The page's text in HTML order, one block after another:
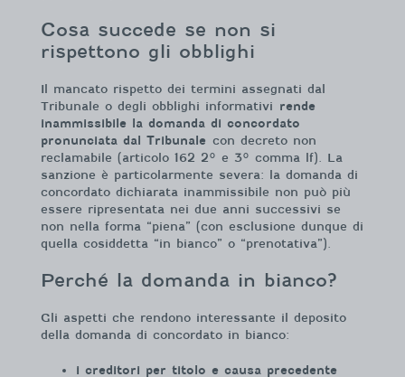
Cosa succede se non si
rispettono gli obblighi
Il mancato rispetto dei termini assegnati dal
Tribunale o degli obblighi informativi rende
inammissibile la domanda di concordato
pronunciata dal Tribunale con decreto non
reclamabile (articolo 162 2° e 3° comma lf). La
sanzione è particolarmente severa: la domanda di
concordato dichiarata inammissibile non può più
essere ripresentata nei due anni successivi se
non nella forma “piena” (con esclusione dunque di
quella cosiddetta “in bianco” o “prenotativa”).
Perché la domanda in bianco?
Gli aspetti che rendono interessante il deposito
della domanda di concordato in bianco:
i creditori per titolo e causa precedente